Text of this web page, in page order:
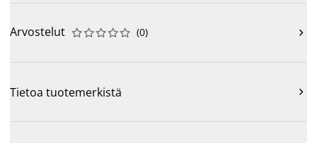
Arvostelut 




 (0) 
Tietoa tuotemerkistä 